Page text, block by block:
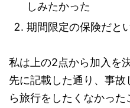
しみたかった
期間限定の保険だと
私は上の2点から加入を
先に記載した通り、事
ら旅行をしたくなかっ